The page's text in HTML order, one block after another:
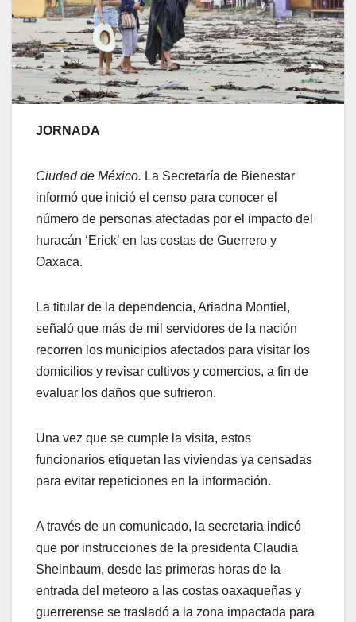
JORNADA
Ciudad de México. La Secretaría de Bienestar
informó que inició el censo para conocer el
número de personas afectadas por el impacto del
huracán ‘Erick’ en las costas de Guerrero y
Oaxaca.
La titular de la dependencia, Ariadna Montiel,
señaló que más de mil servidores de la nación
recorren los municipios afectados para visitar los
domicilios y revisar cultivos y comercios, a fin de
evaluar los daños que sufrieron.
Una vez que se cumple la visita, estos
funcionarios etiquetan las viviendas ya censadas
para evitar repeticiones en la información.
A través de un comunicado, la secretaria indicó
que por instrucciones de la presidenta Claudia
Sheinbaum, desde las primeras horas de la
entrada del meteoro a las costas oaxaqueñas y
guerrerense se trasladó a la zona impactada para